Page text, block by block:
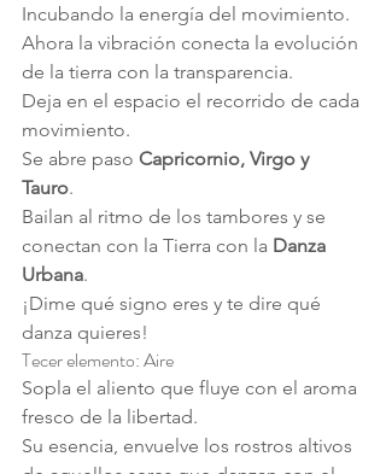
Incubando la energía del movimiento.
Ahora la vibración conecta la evolución
de la tierra con la transparencia.
Deja en el espacio el recorrido de cada
movimiento.
Se abre paso Capricornio, Virgo y
Tauro.
Bailan al ritmo de los tambores y se
conectan con la Tierra con la Danza
Urbana.
¡Dime qué signo eres y te dire qué
danza quieres!
Tecer elemento: Aire
Sopla el aliento que fluye con el aroma
fresco de la libertad.
Su esencia, envuelve los rostros altivos